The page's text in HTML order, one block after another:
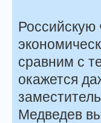
сравним с
окажется
Медведев